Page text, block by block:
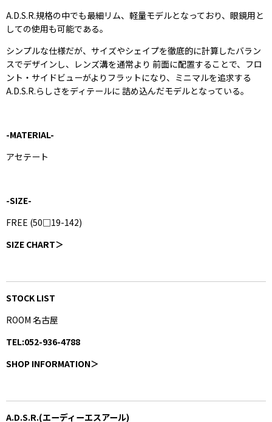
A.D.S.R.規格の中でも最細リム、軽量モデルとなっており、眼鏡用と
しての使用も可能である。
シンプルな仕様だが、サイズやシェイプを徹底的に計算したバラン
スでデザインし、レンズ溝を通常より 前面に配置することで、フロ
ント・サイドビューがよりフラットになり、ミニマルを追求する
A.D.S.R.らしさをディテールに 詰め込んだモデルとなっている。
-MATERIAL-
アセテート
-SIZE-
FREE (50□19-142)
SIZE CHART＞
STOCK LIST
ROOM 名古屋
TEL:052-936-4788
SHOP INFORMATION＞
A.D.S.R.(エーディーエスアール)